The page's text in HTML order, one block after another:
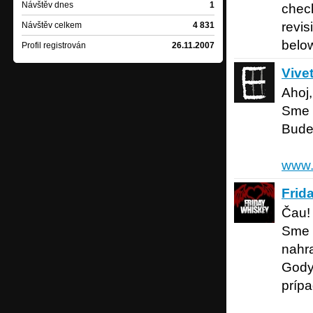
Návštěv dnes 1
Návštěv celkem 4 831
Profil registrován 26.11.2007
Vivetray
Friday
Čau!